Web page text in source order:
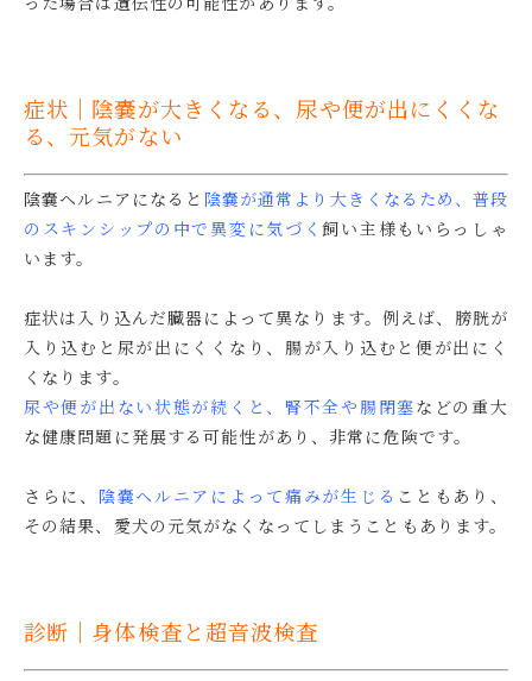
症状｜陰嚢が大きくなる、尿や便が出にくくな
る、元気がない
陰嚢ヘルニアになると 陰嚢が通常より大きくなるため、普段
のスキンシップの中で異変に気づく飼い主様もいらっしゃ
います。
症状は入り込んだ臓器によって異なります。例えば、膀胱が
入り込むと尿が出にくくなり、腸が入り込むと便が出にく
くなります。
尿や便が出ない状態が続くと、腎不全や腸閉塞などの重大
な健康問題に発展する可能性があり、非常に危険です。
さらに、 陰嚢ヘルニアによって痛みが生じる こともあり、
その結果、愛犬の元気がなくなってしまうこともあります。
診断｜身体検査と超音波検査